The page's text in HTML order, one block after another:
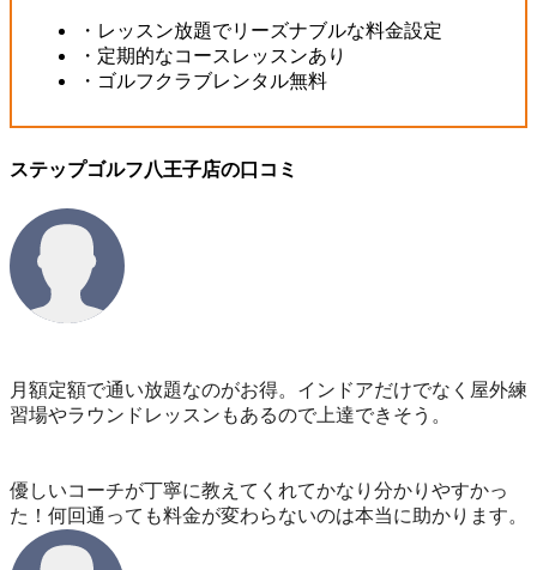
・レッスン放題でリーズナブルな料金設定
・定期的なコースレッスンあり
・ゴルフクラブレンタル無料
ステップゴルフ八王子店の口コミ
月額定額で通い放題なのがお得。インドアだけでなく屋外練
習場やラウンドレッスンもあるので上達できそう。
優しいコーチが丁寧に教えてくれてかなり分かりやすかっ
た！何回通っても料金が変わらないのは本当に助かります。